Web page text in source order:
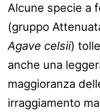
Alcune specie a
(gruppo
Agave celsii)
anche una
maggioranza
irraggiamento